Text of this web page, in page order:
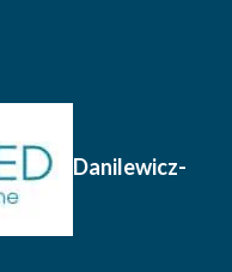
Danilewicz-